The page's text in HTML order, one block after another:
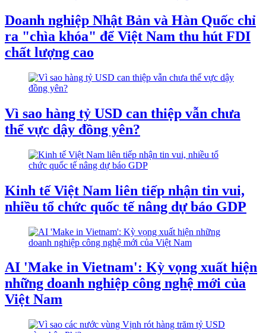
Doanh nghiệp Nhật Bản và Hàn Quốc chỉ
ra "chìa khóa" để Việt Nam thu hút FDI
chất lượng cao
Vì sao hàng tỷ USD can thiệp vẫn chưa
thể vực dậy đồng yên?
Kinh tế Việt Nam liên tiếp nhận tin vui,
nhiều tổ chức quốc tế nâng dự báo GDP
AI 'Make in Vietnam': Kỳ vọng xuất hiện
những doanh nghiệp công nghệ mới của
Việt Nam